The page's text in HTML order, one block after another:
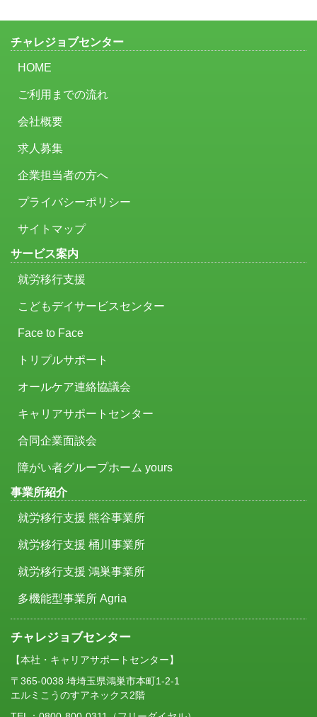
チャレジョブセンター
HOME
ご利用までの流れ
会社概要
求人募集
企業担当者の方へ
プライバシーポリシー
サイトマップ
サービス案内
就労移行支援
こどもデイサービスセンター
Face to Face
トリプルサポート
オールケア連絡協議会
キャリアサポートセンター
合同企業面談会
障がい者グループホーム yours
事業所紹介
就労移行支援 熊谷事業所
就労移行支援 桶川事業所
就労移行支援 鴻巣事業所
多機能型事業所 Agria
チャレジョブセンター
【本社・キャリアサポートセンター】
〒365-0038 埼埼玉県鴻巣市本町1-2-1
エルミこうのすアネックス2階